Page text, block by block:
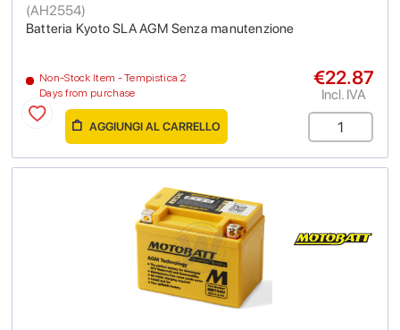
Batteria Kyoto SLA AGM Senza manutenzione
(AH2554)
Non-Stock Item - Tempistica 2
Days from purchase
€22.87
Incl. IVA
AGGIUNGI AL CARRELLO